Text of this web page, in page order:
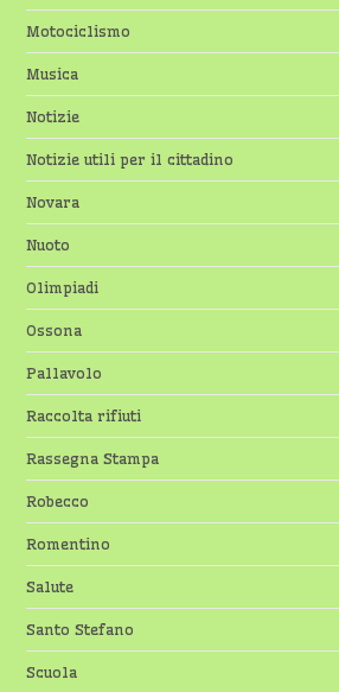
Motociclismo
Musica
Notizie
Notizie utili per il cittadino
Novara
Nuoto
Olimpiadi
Ossona
Pallavolo
Raccolta rifiuti
Rassegna Stampa
Robecco
Romentino
Salute
Santo Stefano
Scuola